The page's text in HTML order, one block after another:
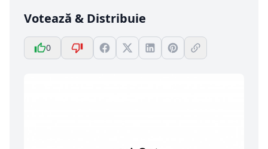
Votează & Distribuie
0